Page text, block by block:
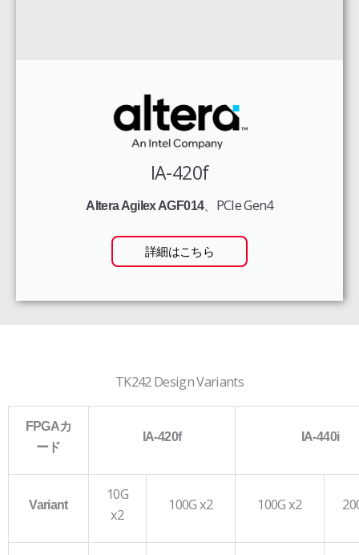
IA-420f
Altera Agilex AGF014、PCIe Gen4
詳細はこちら
TK242 Design Variants
FPGAカ
ード
IA-420f IA-440i
Variant
10G
x2
100G x2 100G x2